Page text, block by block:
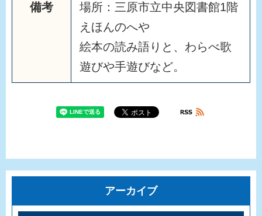
備考
場所：三原市立中央図書館1階
えほんのへや
絵本の読み語りと、わらべ歌
遊びや手遊びなど。
アーカイブ